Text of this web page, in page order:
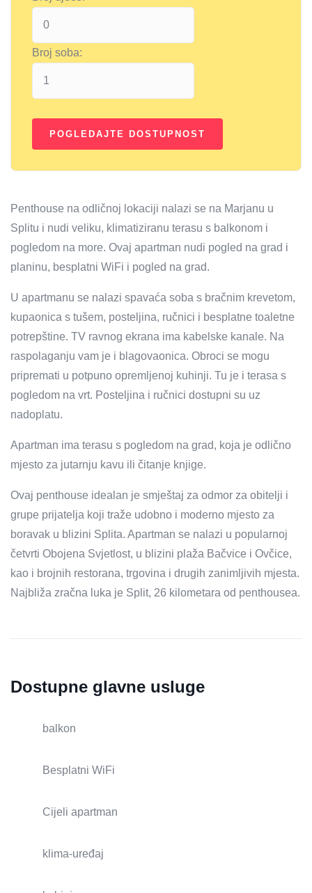
Broj soba:
Penthouse na odličnoj lokaciji nalazi se na Marjanu u
Splitu i nudi veliku, klimatiziranu terasu s balkonom i
pogledom na more. Ovaj apartman nudi pogled na grad i
planinu, besplatni WiFi i pogled na grad.
U apartmanu se nalazi spavaća soba s bračnim krevetom,
kupaonica s tušem, posteljina, ručnici i besplatne toaletne
potrepštine. TV ravnog ekrana ima kabelske kanale. Na
raspolaganju vam je i blagovaonica. Obroci se mogu
pripremati u potpuno opremljenoj kuhinji. Tu je i terasa s
pogledom na vrt. Posteljina i ručnici dostupni su uz
nadoplatu.
Apartman ima terasu s pogledom na grad, koja je odlično
mjesto za jutarnju kavu ili čitanje knjige.
Ovaj penthouse idealan je smještaj za odmor za obitelji i
grupe prijatelja koji traže udobno i moderno mjesto za
boravak u blizini Splita. Apartman se nalazi u popularnoj
četvrti Obojena Svjetlost, u blizini plaža Bačvice i Ovčice,
kao i brojnih restorana, trgovina i drugih zanimljivih mjesta.
Najbliža zračna luka je Split, 26 kilometara od penthousea.
Dostupne glavne usluge
balkon
Besplatni WiFi
Cijeli apartman
klima-uređaj